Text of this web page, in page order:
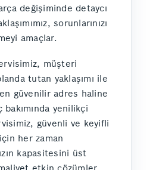
değişiminde detaycı
sorunlarınızı
amaçlar.
müşteri
tutan yaklaşımı ile
güvenilir adres haline
yenilikçi
güvenli ve keyifli
her zaman
kapasitesini üst